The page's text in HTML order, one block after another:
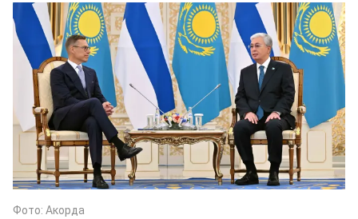
Фото: Акорда